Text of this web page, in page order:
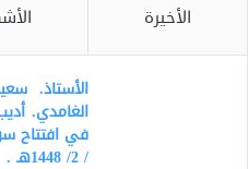
الأخيرة
الأستاذ.
الغامدي.
/ 2/ 1448هـ .